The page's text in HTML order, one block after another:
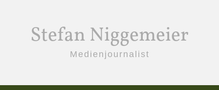
Stefan Niggemeier
Medienjournalist